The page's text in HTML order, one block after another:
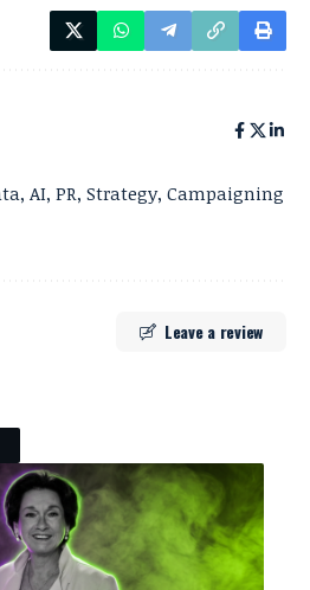
AI, PR, Strategy, Campaigning
Leave a review